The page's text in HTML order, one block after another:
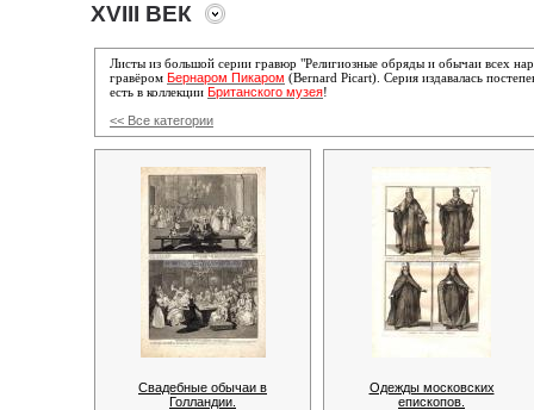
XVIII ВЕК
Листы из большой серии гравюр "Религиозные обряды и обычаи всех
гравёром Бернаром Пикаром (Bernard Picart). Серия издавалась
есть в коллекции Британского музея!
<< Все категории
Свадебные обычаи в
Голландии.
Одежды московских
епископов.